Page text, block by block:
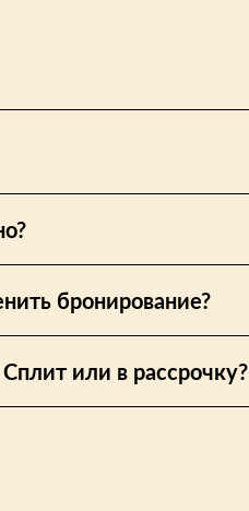
бронирование?
или в рассрочку?